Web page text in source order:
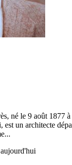
né le 9 août 1877
un architecte